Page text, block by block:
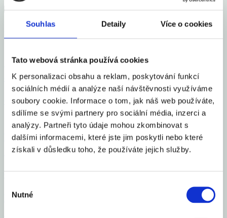
Souhlas Detaily Více o cookies
Tato webová stránka používá cookies
K personalizaci obsahu a reklam, poskytování funkcí
sociálních médií a analýze naší návštěvnosti využíváme
soubory cookie. Informace o tom, jak náš web používáte,
sdílíme se svými partnery pro sociální média, inzerci a
analýzy. Partneři tyto údaje mohou zkombinovat s
dalšími informacemi, které jste jim poskytli nebo které
získali v důsledku toho, že používáte jejich služby.
souhlasu
Nutné
Mohlo by Vás zajímat
Česko se zařadilo mezi 16 elitních světových gastro
destinací roku 2026
Celý článek
Vloni v ČR zbankrotovalo 6 213 podnikatelů, o 16
% více než v roce 2024
Průměrná inflace v roce 2025 na 2,5 %, letos okolo